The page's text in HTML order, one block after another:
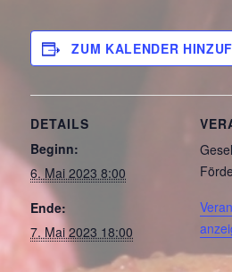
ZUM KALENDER
DETAILS
Beginn:
6. Mai 2023 8:00
Ende:
7. Mai 2023 18:00